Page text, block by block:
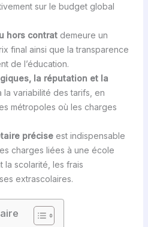
sur le budget global
hors contratdemeure un
final ainsi que la transparence
de l’éducation.
la réputation et la
variabilité des tarifs, en
métropoles où les charges
préciseest indispensable
charges liées à une école
la scolarité, les frais
extrascolaires.